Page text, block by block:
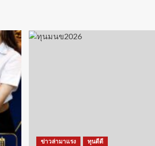
ข่าวล่ามาแรง ทุนดีดี